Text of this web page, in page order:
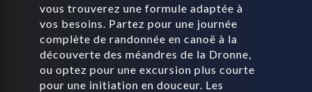
vous trouverez une formule adaptée à
vos besoins. Partez pour une journée
complète de randonnée en canoë à la
découverte des méandres de la Dronne,
ou optez pour une excursion plus courte
pour une initiation en douceur. Les